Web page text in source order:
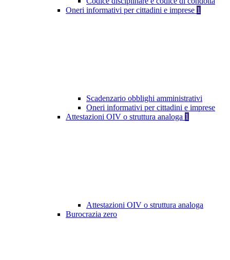
Oneri informativi per cittadini e imprese 1
Scadenzario obblighi amministrativi
Oneri informativi per cittadini e imprese
Attestazioni OIV o struttura analoga 1
Attestazioni OIV o struttura analoga
Burocrazia zero